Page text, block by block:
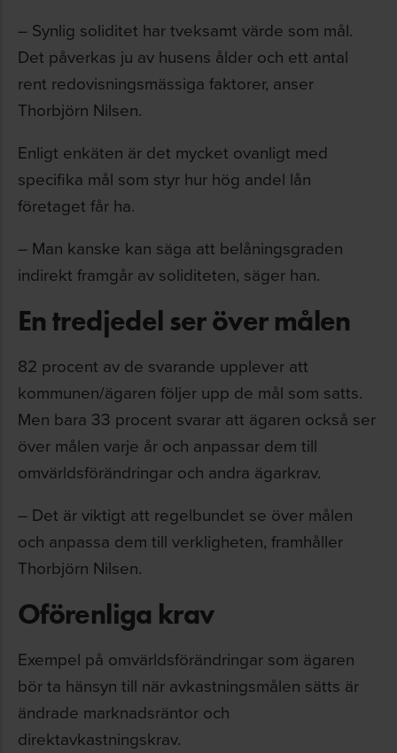
– Synlig soliditet har tveksamt värde som mål.
Det påverkas ju av husens ålder och ett antal
rent redovisningsmässiga faktorer, anser
Thorbjörn Nilsen.
Enligt enkäten är det mycket ovanligt med
specifika mål som styr hur hög andel lån
företaget får ha.
– Man kanske kan säga att belåningsgraden
indirekt framgår av soliditeten, säger han.
En tredjedel ser över målen
82 procent av de svarande upplever att
kommunen/ägaren följer upp de mål som satts.
Men bara 33 procent svarar att ägaren också ser
över målen varje år och anpassar dem till
omvärldsförändringar och andra ägarkrav.
– Det är viktigt att regelbundet se över målen
och anpassa dem till verkligheten, framhåller
Thorbjörn Nilsen.
Oförenliga krav
Exempel på omvärldsförändringar som ägaren
bör ta hänsyn till när avkastningsmålen sätts är
ändrade marknadsräntor och
direktavkastningskrav.